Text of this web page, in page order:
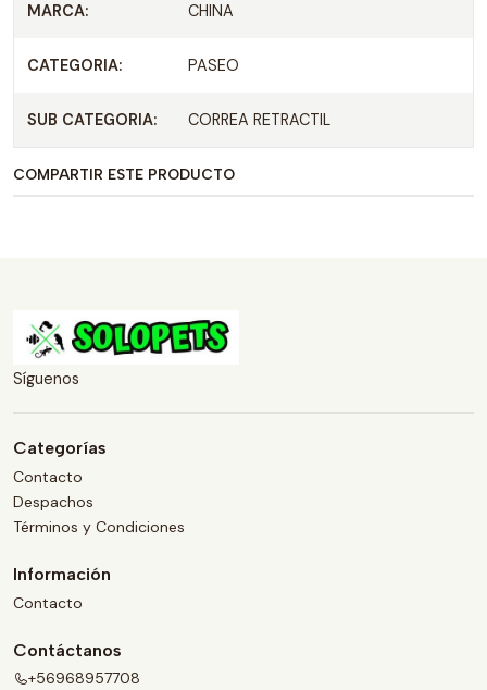
MARCA: CHINA
CATEGORIA: PASEO
SUB CATEGORIA: CORREA RETRACTIL
COMPARTIR ESTE PRODUCTO
Síguenos
Categorías
Contacto
Despachos
Términos y Condiciones
Información
Contacto
Contáctanos
+56968957708